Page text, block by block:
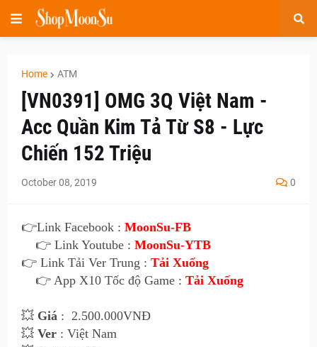
Home ATM
[VN0391] OMG 3Q Việt Nam -
Acc Quần Kim Tả Từ S8 - Lực
Chiến 152 Triệu
October 08, 2019 0
👉Link Facebook : MoonSu-FB
👉 Link Youtube : MoonSu-YTB
👉 Link Tải Ver Trung : Tải Xuống
👉 App X10 Tốc độ Game : Tải Xuống
💥 Giá : 2.500.000VNĐ
💥 Ver : Việt Nam